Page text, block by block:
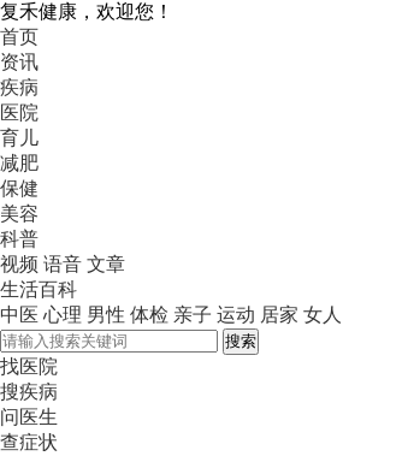
复禾健康，欢迎您！
首页
资讯
疾病
医院
育儿
减肥
保健
美容
科普
视频 语音 文章
生活百科
中医 心理 男性 体检 亲子 运动 居家 女人
搜索
找医院
搜疾病
问医生
查症状